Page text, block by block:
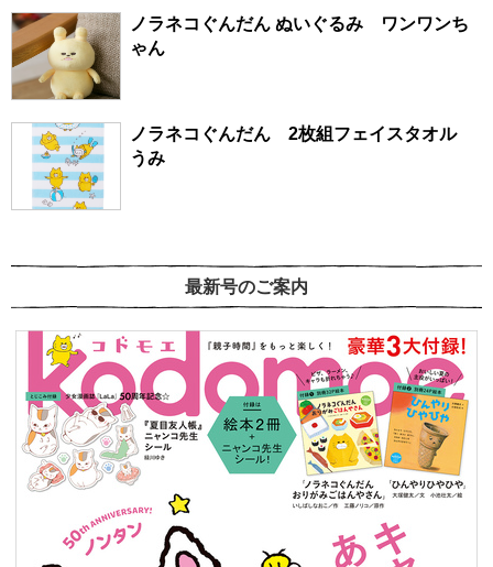
ノラネコぐんだん ぬいぐるみ ワンワンち
ゃん
ノラネコぐんだん 2枚組フェイスタオル
うみ
最新号のご案内